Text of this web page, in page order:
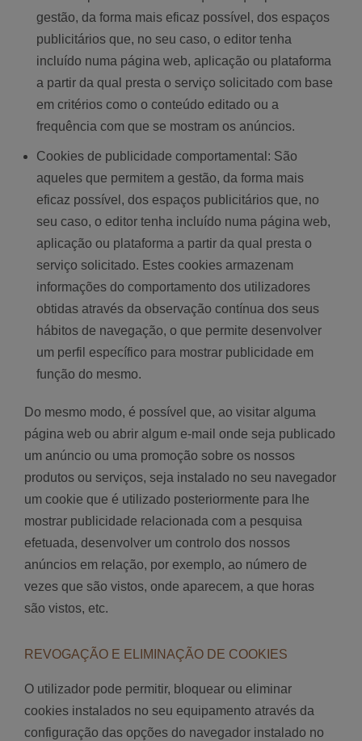
gestão, da forma mais eficaz possível, dos espaços
publicitários que, no seu caso, o editor tenha
incluído numa página web, aplicação ou plataforma
a partir da qual presta o serviço solicitado com base
em critérios como o conteúdo editado ou a
frequência com que se mostram os anúncios.
Cookies de publicidade comportamental: São
aqueles que permitem a gestão, da forma mais
eficaz possível, dos espaços publicitários que, no
seu caso, o editor tenha incluído numa página web,
aplicação ou plataforma a partir da qual presta o
serviço solicitado. Estes cookies armazenam
informações do comportamento dos utilizadores
obtidas através da observação contínua dos seus
hábitos de navegação, o que permite desenvolver
um perfil específico para mostrar publicidade em
função do mesmo.
Do mesmo modo, é possível que, ao visitar alguma
página web ou abrir algum e-mail onde seja publicado
um anúncio ou uma promoção sobre os nossos
produtos ou serviços, seja instalado no seu navegador
um cookie que é utilizado posteriormente para lhe
mostrar publicidade relacionada com a pesquisa
efetuada, desenvolver um controlo dos nossos
anúncios em relação, por exemplo, ao número de
vezes que são vistos, onde aparecem, a que horas
são vistos, etc.
REVOGAÇÃO E ELIMINAÇÃO DE COOKIES
O utilizador pode permitir, bloquear ou eliminar
cookies instalados no seu equipamento através da
configuração das opções do navegador instalado no